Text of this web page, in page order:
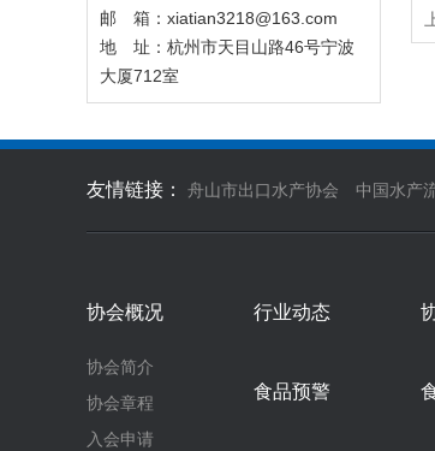
邮 箱：xiatian3218@163.com
地 址：杭州市天目山路46号宁波
大厦712室
友情链接： 舟山市出口水产协会 中国水产
协会概况
协会简介
协会章程
入会申请
行业动态
食品预警